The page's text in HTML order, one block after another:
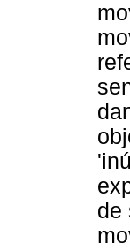
de